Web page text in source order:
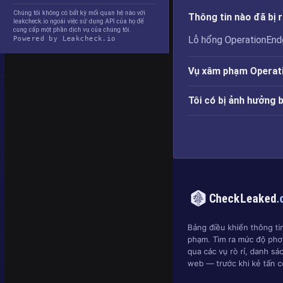
Chúng tôi không có bất kỳ mối quan hệ nào với
leakcheck.io ngoài việc sử dụng API của họ để
cung cấp một phần dịch vụ của chúng tôi.
Powered by Leakcheck.io
Thông tin nào đã bị
Lỗ hổng
Vụ xâm phạm
Tôi có bị ảnh hưởng
CheckLeaked
Bảng điều khiển thông
phạm. Tìm ra mức độ
qua các vụ rò rỉ, danh
web — trước khi kẻ tấn